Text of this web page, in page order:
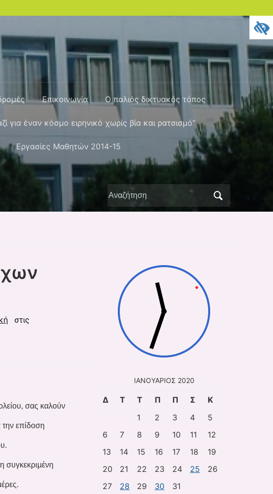
Επικοινωνία Ο παλιός δικτυακός τόπος
για έναν κόσμο ειρηνικό χωρίς βία και ρατσισμό”
Εργασίες Μαθητών 2014-15
Αναζήτηση
για:
στις
σας καλούν
την επίδοση
ΙΑΝΟΥΆΡΙΟΣ 2020
Δ Τ Τ Π Π Σ
Κ
1
2 3 4
5
6
7 8 9 10 11
12
13
14 15 16 17 18
19
20
21 22 23 24 25
26
27
28 29 30 31